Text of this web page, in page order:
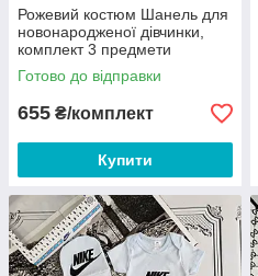
Рожевий костюм Шанель для
новонародженої дівчинки,
комплект 3 предмети
Готово до відправки
655 ₴/комплект
Купити